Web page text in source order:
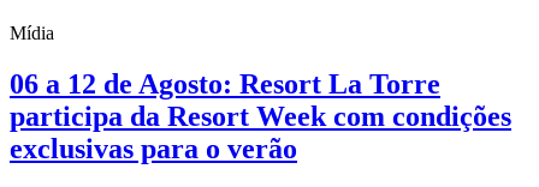
Mídia
06 a 12 de Agosto: Resort La Torre
participa da Resort Week com condições
exclusivas para o verão